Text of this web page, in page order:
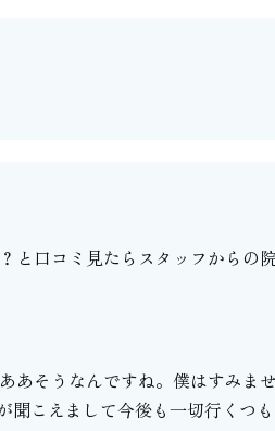
と口コミ見たらスタッフからの
あそうなんですね。僕はすみま
こえまして今後も一切行くつも